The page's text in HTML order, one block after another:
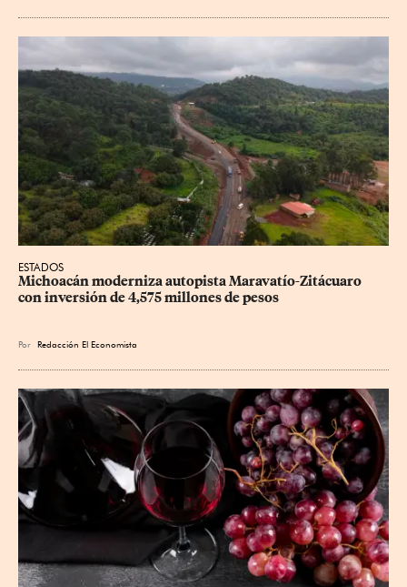
ESTADOS
Michoacán moderniza autopista Maravatío-Zitácuaro
con inversión de 4,575 millones de pesos
Por Redacción El Economista